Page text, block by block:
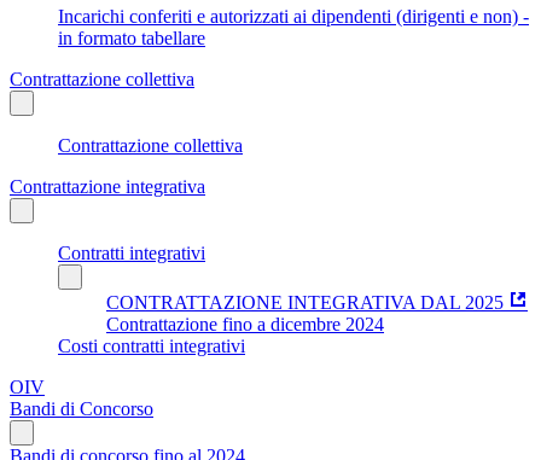
Incarichi conferiti e autorizzati ai dipendenti (dirigenti e non) -
in formato tabellare
Contrattazione collettiva
Contrattazione collettiva
Contrattazione integrativa
Contratti integrativi
CONTRATTAZIONE INTEGRATIVA DAL 2025
Contrattazione fino a dicembre 2024
Costi contratti integrativi
OIV
Bandi di Concorso
Bandi di concorso fino al 2024